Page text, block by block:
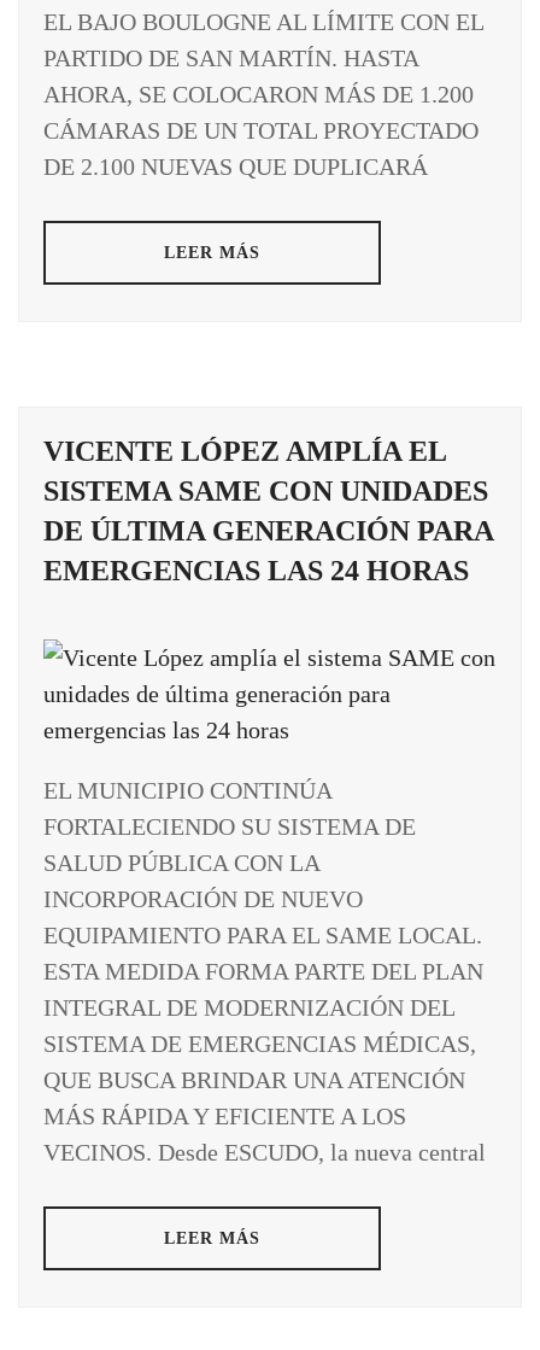
EL BAJO BOULOGNE AL LÍMITE CON EL
PARTIDO DE SAN MARTÍN. HASTA
AHORA, SE COLOCARON MÁS DE 1.200
CÁMARAS DE UN TOTAL PROYECTADO
DE 2.100 NUEVAS QUE DUPLICARÁ
LEER MÁS
VICENTE LÓPEZ AMPLÍA EL
SISTEMA SAME CON UNIDADES
DE ÚLTIMA GENERACIÓN PARA
EMERGENCIAS LAS 24 HORAS
EL MUNICIPIO CONTINÚA
FORTALECIENDO SU SISTEMA DE
SALUD PÚBLICA CON LA
INCORPORACIÓN DE NUEVO
EQUIPAMIENTO PARA EL SAME LOCAL.
ESTA MEDIDA FORMA PARTE DEL PLAN
INTEGRAL DE MODERNIZACIÓN DEL
SISTEMA DE EMERGENCIAS MÉDICAS,
QUE BUSCA BRINDAR UNA ATENCIÓN
MÁS RÁPIDA Y EFICIENTE A LOS
VECINOS. Desde ESCUDO, la nueva central
LEER MÁS